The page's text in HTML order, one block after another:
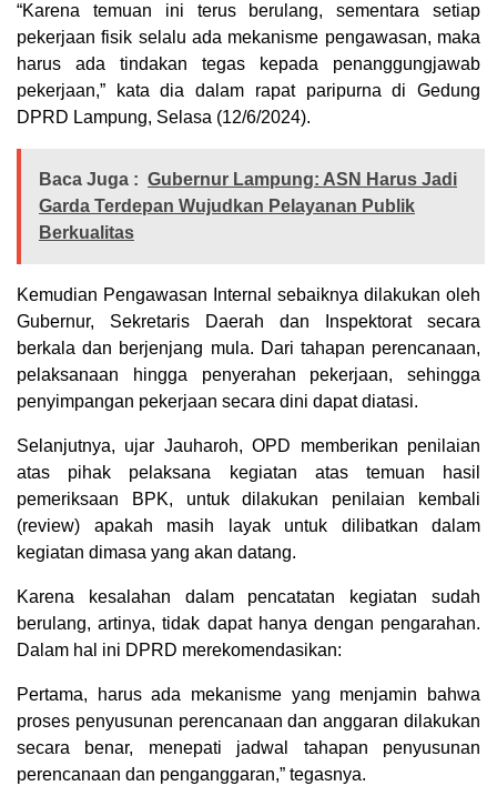
“Karena temuan ini terus berulang, sementara setiap
pekerjaan fisik selalu ada mekanisme pengawasan, maka
harus ada tindakan tegas kepada penanggungjawab
pekerjaan,” kata dia dalam rapat paripurna di Gedung
DPRD Lampung, Selasa (12/6/2024).
Baca Juga : Gubernur Lampung: ASN Harus Jadi
Garda Terdepan Wujudkan Pelayanan Publik
Berkualitas
Kemudian Pengawasan Internal sebaiknya dilakukan oleh
Gubernur, Sekretaris Daerah dan Inspektorat secara
berkala dan berjenjang mula. Dari tahapan perencanaan,
pelaksanaan hingga penyerahan pekerjaan, sehingga
penyimpangan pekerjaan secara dini dapat diatasi.
Selanjutnya, ujar Jauharoh, OPD memberikan penilaian
atas pihak pelaksana kegiatan atas temuan hasil
pemeriksaan BPK, untuk dilakukan penilaian kembali
(review) apakah masih layak untuk dilibatkan dalam
kegiatan dimasa yang akan datang.
Karena kesalahan dalam pencatatan kegiatan sudah
berulang, artinya, tidak dapat hanya dengan pengarahan.
Dalam hal ini DPRD merekomendasikan:
Pertama, harus ada mekanisme yang menjamin bahwa
proses penyusunan perencanaan dan anggaran dilakukan
secara benar, menepati jadwal tahapan penyusunan
perencanaan dan penganggaran,” tegasnya.